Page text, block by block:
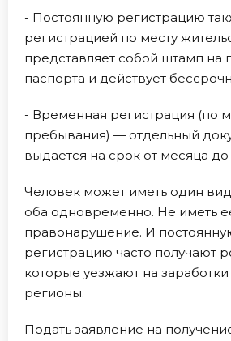
- Постоянную регистрацию
регистрацией по месту
представляет собой штамп на
паспорта и действует
- Временная регистрация (по
пребывания) — отдельный
выдается на срок от месяца до
Человек может иметь один
оба одновременно. Не иметь
правонарушение. И
регистрацию часто получают
которые уезжают на
регионы.
Подать заявление на